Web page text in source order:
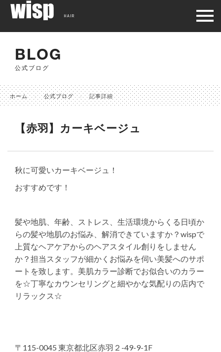
BLOG
公式ブログ
ホーム 公式ブログ 記事詳細
【赤羽】カーキベージュ
秋に可愛いカーキベージュ！
おすすめです！
髪や地肌、年齢、ストレス、生活環境からくる日頃か
らの髪や地肌のお悩み、解消できていますか？wispで
上質なヘアケアからのヘアスタイル創りをしません
か？担当スタッフが細かくお悩みを伺い美髪へのサポ
ートを致します。美肌カラー診断でお似合いのカラー
を☆丁寧なカウンセリングと細やかな気配りの店内で
リラックス☆
〒115-0045 東京都北区赤羽２-49-9-1F
HAIR